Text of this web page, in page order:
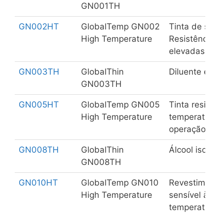
GN001TH
GN002HT
GlobalTemp GN002
High Temperature
Tinta de
Resistência
elevadas
GN003TH
GlobalThin
GN003TH
Diluente
GN005HT
GlobalTemp GN005
High Temperature
Tinta
operação
GN008TH
GlobalThin
GN008TH
Álcool
GN010HT
GlobalTemp GN010
High Temperature
sensível à